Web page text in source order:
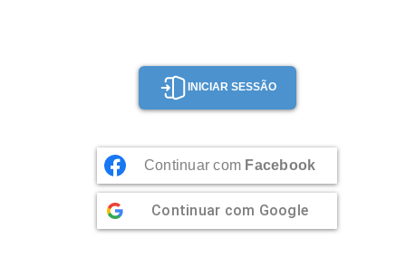
INICIAR SESSÃO
Continuar com Facebook
Continuar com Google